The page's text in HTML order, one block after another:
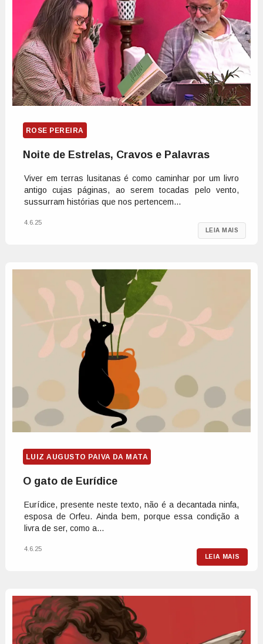
ROSE PEREIRA
Noite de Estrelas, Cravos e Palavras
Viver em terras lusitanas é como caminhar por um livro
antigo cujas páginas, ao serem tocadas pelo vento,
sussurram histórias que nos pertencem...
LEIA MAIS
4.6.25
LUIZ AUGUSTO PAIVA DA MATA
O gato de Eurídice
Eurídice, presente neste texto, não é a decantada ninfa,
esposa de Orfeu. Ainda bem, porque essa condição a
livra de ser, como a...
LEIA MAIS
4.6.25